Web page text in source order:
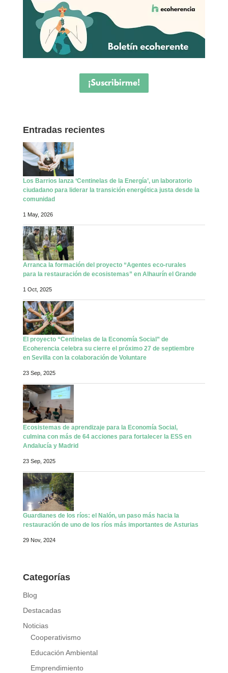
¡Suscribirme!
Entradas recientes
Los Barrios lanza ‘Centinelas de la Energía’, un laboratorio
ciudadano para liderar la transición energética justa desde la
comunidad
1 May, 2026
Arranca la formación del proyecto “Agentes eco-rurales
para la restauración de ecosistemas” en Alhaurín el Grande
1 Oct, 2025
El proyecto “Centinelas de la Economía Social” de
Ecoherencia celebra su cierre el próximo 27 de septiembre
en Sevilla con la colaboración de Voluntare
23 Sep, 2025
Ecosistemas de aprendizaje para la Economía Social,
culmina con más de 64 acciones para fortalecer la ESS en
Andalucía y Madrid
23 Sep, 2025
Guardianes de los ríos: el Nalón, un paso más hacia la
restauración de uno de los ríos más importantes de Asturias
29 Nov, 2024
Categorías
Blog
Destacadas
Noticias
Cooperativismo
Educación Ambiental
Emprendimiento